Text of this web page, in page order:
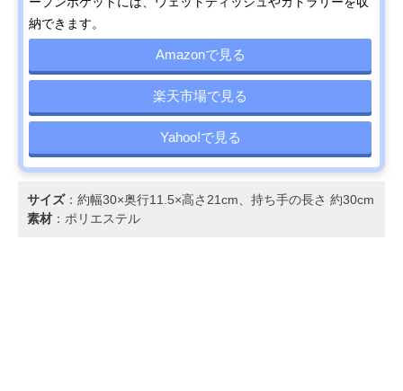
納できます。
Amazonで見る
楽天市場で見る
Yahoo!で見る
サイズ：約幅30×奥行11.5×高さ21cm、持ち手の長さ 約30cm
素材 ：ポリエステル